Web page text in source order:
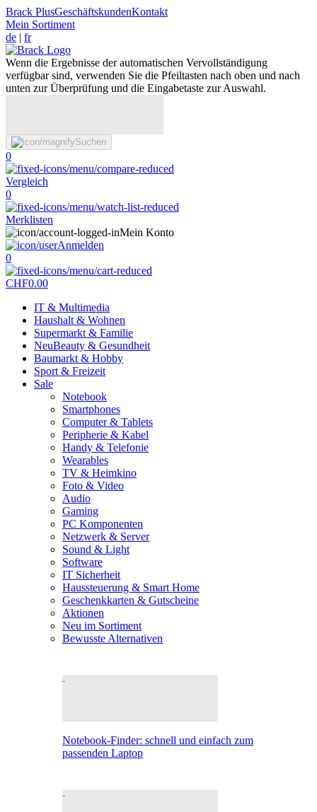
Brack PlusGeschäftskundenKontakt
Mein Sortiment
de | fr
Wenn die Ergebnisse der automatischen Vervollständigung
verfügbar sind, verwenden Sie die Pfeiltasten nach oben und nach
unten zur Überprüfung und die Eingabetaste zur Auswahl.
Suchen
0
Vergleich
0
Merklisten
Mein Konto
Anmelden
0
CHF0.00
IT & Multimedia
Haushalt & Wohnen
Supermarkt & Familie
NeuBeauty & Gesundheit
Baumarkt & Hobby
Sport & Freizeit
Sale
Notebook
Smartphones
Computer & Tablets
Peripherie & Kabel
Handy & Telefonie
Wearables
TV & Heimkino
Foto & Video
Audio
Gaming
PC Komponenten
Netzwerk & Server
Sound & Light
Software
IT Sicherheit
Haussteuerung & Smart Home
Geschenkkarten & Gutscheine
Aktionen
Neu im Sortiment
Bewusste Alternativen
Notebook-Finder: schnell und einfach zum
passenden Laptop